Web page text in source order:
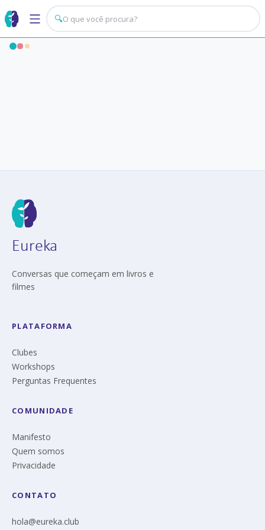
🔍
Eureka
Conversas que começam em livros e
filmes
PLATAFORMA
Clubes
Workshops
Perguntas Frequentes
COMUNIDADE
Manifesto
Quem somos
Privacidade
CONTATO
hola@eureka.club